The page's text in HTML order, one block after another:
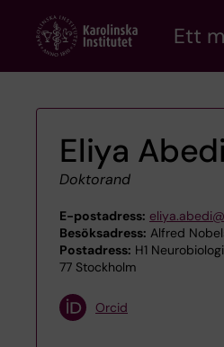
content
Ett
Eliya Abedi
Doktorand
E-postadress:
Besöksadress: Alfred
Postadress: H1
77 Stockholm
Orcid